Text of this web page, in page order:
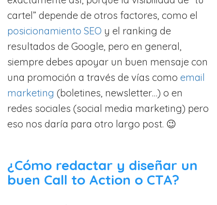
cartel” depende de otros factores, como el
posicionamiento SEO y el ranking de
resultados de Google, pero en general,
siempre debes apoyar un buen mensaje con
una promoción a través de vías como email
marketing (boletines, newsletter…) o en
redes sociales (social media marketing) pero
eso nos daría para otro largo post. 😉
¿Cómo redactar y diseñar un
buen Call to Action o CTA?